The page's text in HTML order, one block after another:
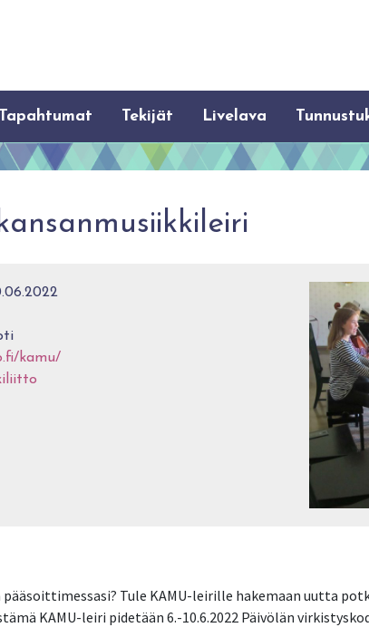
Tapahtumat Tekijät Livelava
kamu/
Tule KAMU-leirille hakemaan uutta
KAMU-leiri pidetään 6.-10.6.2022 Päivölän